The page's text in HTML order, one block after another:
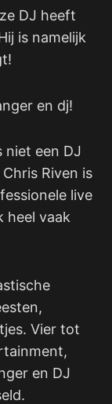
DJ heeft
is namelijk
en dj!
niet een DJ
Riven is
live
heel vaak
Vier tot
en DJ